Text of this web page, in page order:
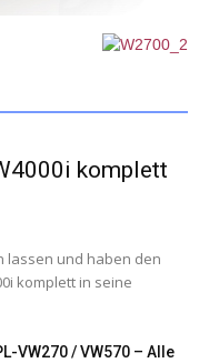
komplett
lassen und haben den
komplett in seine
VW270 / VW570 – Alle